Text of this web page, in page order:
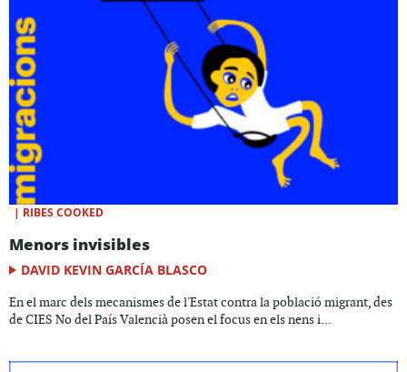
| RIBES COOKED
Menors invisibles
DAVID KEVIN GARCÍA BLASCO
En el marc dels mecanismes de l'Estat contra la població migrant, des
de CIES No del País Valencià posen el focus en els nens i...